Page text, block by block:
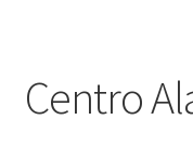
Centro